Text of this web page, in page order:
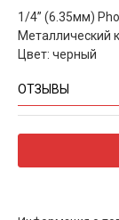
1/4” (6.35мм)
Металлический
Цвет: черный
ОТЗЫВЫ